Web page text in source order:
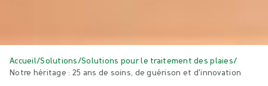
Accueil/Solutions/Solutions pour le traitement des plaies/
Notre héritage : 25 ans de soins, de guérison et d'innovation